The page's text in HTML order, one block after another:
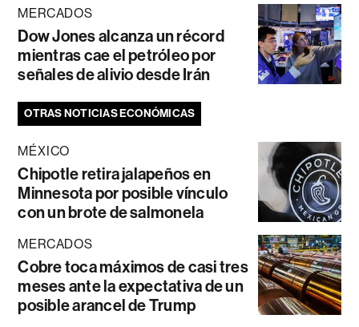
MERCADOS
Dow Jones alcanza un récord
mientras cae el petróleo por
señales de alivio desde Irán
OTRAS NOTICIAS ECONÓMICAS
MÉXICO
Chipotle retira jalapeños en
Minnesota por posible vínculo
con un brote de salmonela
MERCADOS
Cobre toca máximos de casi tres
meses ante la expectativa de un
posible arancel de Trump